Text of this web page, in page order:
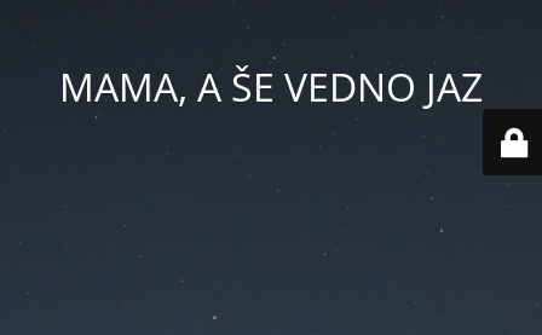
MAMA, A ŠE VEDNO JAZ